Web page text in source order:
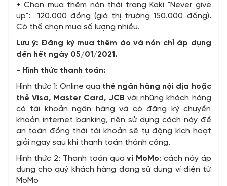
+ Chọn mua thêm nón thời trang Kaki "Never give
up": 120.000 đồng (giá thị trường 150.000 đồng).
Có thể chọn mua số lượng nhiều.
Lưu ý: Đăng ký mua thêm áo và nón chỉ áp dụng
đến hết ngày 05/01/2021.
- Hình thức thanh toán:
Hình thức 1: Online qua thẻ ngân hàng nội địa hoặc
thẻ Visa, Master Card, JCB với những khách hàng
có tài khoản ngân hàng và có đăng ký chuyển
khoản internet banking, nên sử dụng cách này để
an toàn đồng thời tài khoản sẽ tự động kích hoạt
giải ngay sau khi thanh toán thành công.
Hình thức 2: Thanh toán quaví MoMo: cách này áp
dụng cho quý khách hàng đang sử dụng ví điện tử
MoMo